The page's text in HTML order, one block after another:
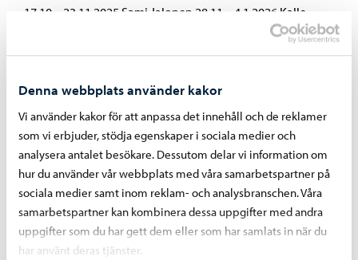
Denna webbplats använder kakor
Vi använder kakor för att anpassa det innehåll och de reklamer
som vi erbjuder, stödja egenskaper i sociala medier och
analysera antalet besökare. Dessutom delar vi information om
hur du använder vår webbplats med våra samarbetspartner på
sociala medier samt inom reklam- och analysbranschen. Våra
samarbetspartner kan kombinera dessa uppgifter med andra
uppgifter som du har gett dem eller som har samlats in när du
har använt deras tjänster.
17.10 – 23.11.2025 Sami Jalonen 28.11 – 4.1.2026 Kalle
Ficka
28.2 – 6.4.2025 Jussi Nykänen
11.4 – 18.5.2025 Pink Twins
23.5 – 29.6.2025 Maija Laurinen & Michal Czinege
4.7 – 31.8.2025 Borgå Konstnärsgilles 20-års
jubileumsutställning